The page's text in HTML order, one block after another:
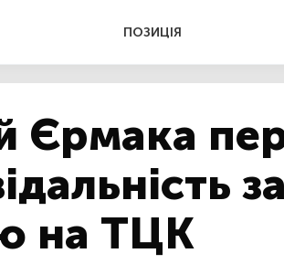
ПОЗИЦІЯ
Єрмака
за
на ТЦК